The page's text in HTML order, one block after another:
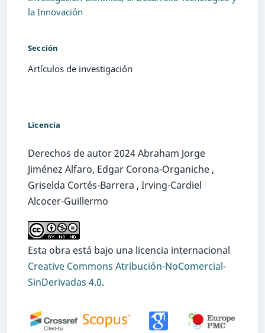
la Innovación
Sección
Artículos de investigación
Licencia
Derechos de autor 2024 Abraham Jorge
Jiménez Alfaro, Edgar Corona-Organiche ,
Griselda Cortés-Barrera , Irving-Cardiel
Alcocer-Guillermo
Esta obra está bajo una licencia internacional
Creative Commons Atribución-NoComercial-
SinDerivadas 4.0.